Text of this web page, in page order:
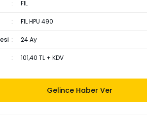
FIL
FIL HPU 490
24 Ay
101,40 TL + KDV
Gelince Haber Ver